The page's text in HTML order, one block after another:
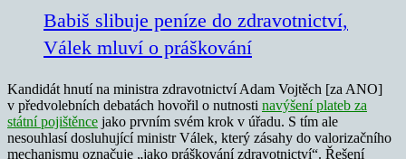
Babiš slibuje peníze do zdravotnictví,
Válek mluví o práškování
Kandidát hnutí na ministra zdravotnictví Adam Vojtěch [za ANO]
v předvolebních debatách hovořil o nutnosti navýšení plateb za
státní pojištěnce jako prvním svém krok v úřadu. S tím ale
nesouhlasí dosluhující ministr Válek, který zásahy do valorizačního
mechanismu označuje „jako práškování zdravotnictví“. Řešení